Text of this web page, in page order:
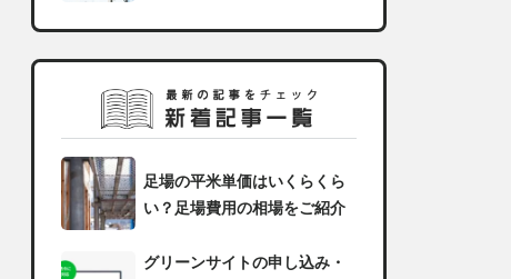
足場の平米単価はいくらくら
い？足場費用の相場をご紹介
グリーンサイトの申し込み・